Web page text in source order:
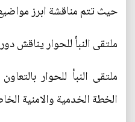
حيث تتم مناقشة ابرز
ملتقى النبأ للحوار يناقش
ملتقى النبأ للحوار
الخطة الخدمية والامنية